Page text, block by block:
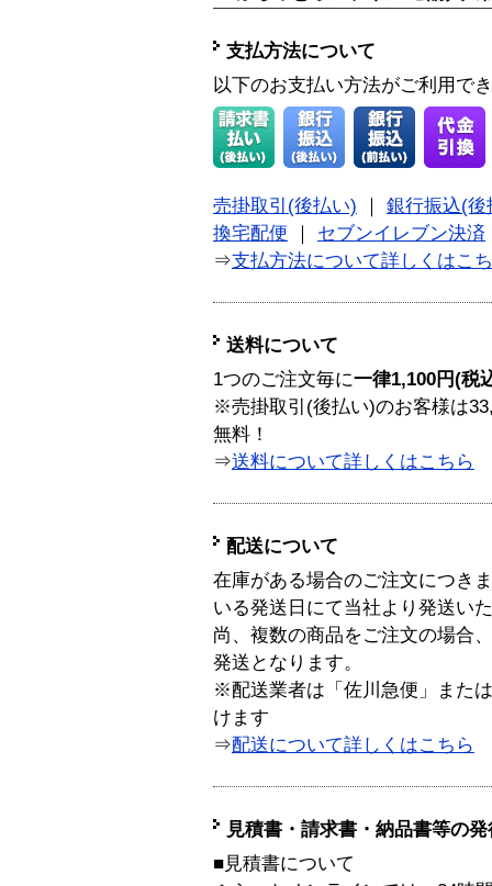
支払方法について
以下のお支払い方法がご利用で
売掛取引(後払い)
銀行振込(後
換宅配便
セブンイレブン決済
⇒支払方法について詳しくはこ
送料について
1つのご注文毎に一律1,100円(税
※売掛取引(後払い)のお客様は
無料！
⇒送料について詳しくはこちら
配送について
在庫がある場合のご注文につき
いる発送日にて当社より発送い
尚、複数の商品をご注文の場合
発送となります。
※配送業者は「佐川急便」また
けます
⇒配送について詳しくはこちら
見積書・請求書・納品書等の
■見積書について